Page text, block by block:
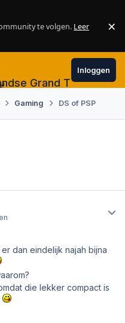
te volgen. Leer
×
Grand Theft Auto
Inloggen
Gaming DS of PSP
dan eindelijk najah bijna
die lekker compact is